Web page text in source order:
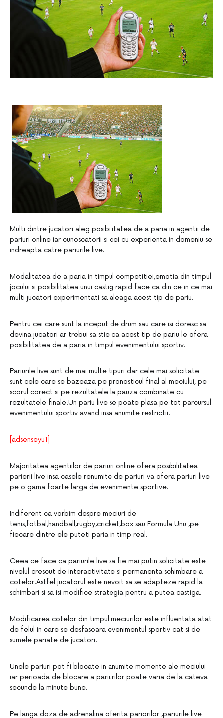
Multi dintre jucatori aleg posibilitatea de a paria in agentii de
pariuri online iar cunoscatorii si cei cu experienta in domeniu se
indreapta catre pariurile live.
Modalitatea de a paria in timpul competitiei,emotia din timpul
jocului si posibilitatea unui castig rapid face ca din ce in ce mai
multi jucatori experimentati sa aleaga acest tip de pariu.
Pentru cei care sunt la inceput de drum sau care isi doresc sa
devina jucatori ar trebui sa stie ca acest tip de pariu le ofera
posibilitatea de a paria in timpul evenimentului sportiv.
Pariurile live sunt de mai multe tipuri dar cele mai solicitate
sunt cele care se bazeaza pe pronosticul final al meciului, pe
scorul corect si pe rezultatele la pauza combinate cu
rezultatele finale.Un pariu live se poate plasa pe tot parcursul
evenimentului sportiv avand insa anumite restrictii.
[adsenseyu1]
Majoritatea agentiilor de pariuri online ofera posibilitatea
parierii live insa casele renumite de pariuri va ofera pariuri live
pe o gama foarte larga de evenimente sportive.
Indiferent ca vorbim despre meciuri de
tenis,fotbal,handball,rugby,cricket,box sau Formula Unu ,pe
fiecare dintre ele puteti paria in timp real.
Ceea ce face ca pariurile live sa fie mai putin solicitate este
nivelul crescut de interactivitate si permanenta schimbare a
cotelor.Astfel jucatorul este nevoit sa se adapteze rapid la
schimbari si sa isi modifice strategia pentru a putea castiga.
Modificarea cotelor din timpul meciurilor este influentata atat
de felul in care se desfasoara evenimentul sportiv cat si de
sumele pariate de jucatori.
Unele pariuri pot fi blocate in anumite momente ale meciului
iar perioada de blocare a pariurilor poate varia de la cateva
secunde la minute bune.
Pe langa doza de adrenalina oferita pariorilor ,pariurile live